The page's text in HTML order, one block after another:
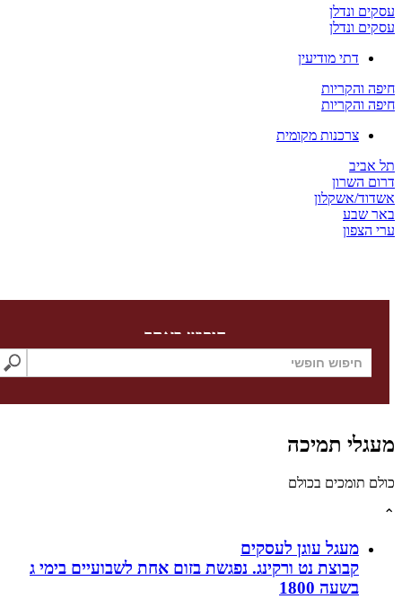
ונדלן
ונדלן
דתי מודיעין
צרכנות מקומית
אשקלון
חיפוש באתר
תמיכה
בכולם
מעגל עוגן לעסקים
קבוצת נט ורקינג. נפגשת בזום אחת לשבועיים בימי ג
בשעה 1800